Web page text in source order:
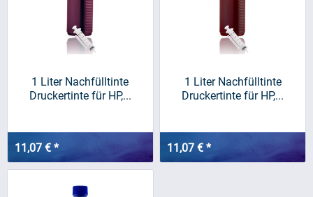
1 Liter Nachfülltinte
Druckertinte für HP,...
11,07 € *
1 Liter Nachfülltinte
Druckertinte für HP,...
11,07 € *